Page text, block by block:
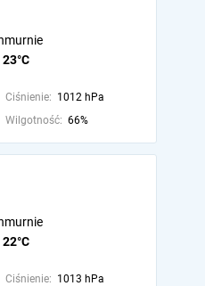
23°C
Ciśnienie: 1012 hPa
Wilgotność: 66%
22°C
Ciśnienie: 1013 hPa